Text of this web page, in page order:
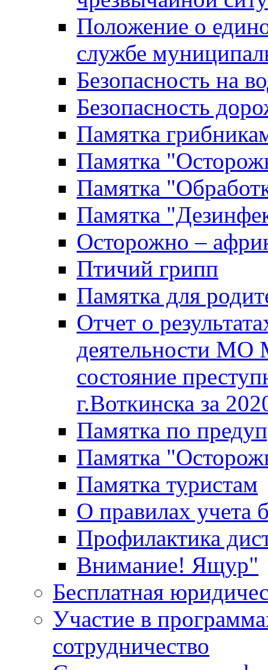
Положение о
службе
Безопасность на
Безопасность
Памятка
Памятка
Памятка
Памятка
Осторожно –
Птичий грипп
Памятка для
Отчет о
деятельности МО
состояние
г.Воткинска за
Памятка по
Памятка
Памятка туристам
О правилах учета
Профилактика
Внимание! Ящур"
Бесплатная
Участие в
сотрудничество